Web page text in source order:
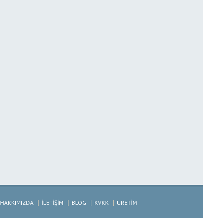
HAKKIMIZDA İLETİŞİM BLOG KVKK
ÜRETİM